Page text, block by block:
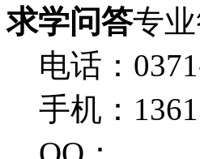
求学问答专
电话：
手机：